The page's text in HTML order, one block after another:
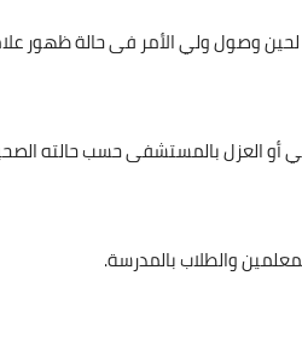
لحين وصول ولي الأمر فى حالة ظهور
أو العزل بالمستشفى حسب حالته
والطلاب بالمدرسة.